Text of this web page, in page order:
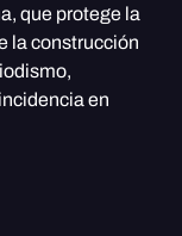
que protege la
la construcción
en